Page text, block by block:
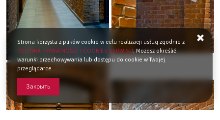
Strona korzysta z plików cookie w celu realizacji usług zgodnie z
POLITYKA PRYWATNOŚCI I COOKIES SERWISU. Możesz określić
warunki przechowywania lub dostępu do cookie w Twojej
przeglądarce.
Закрыть